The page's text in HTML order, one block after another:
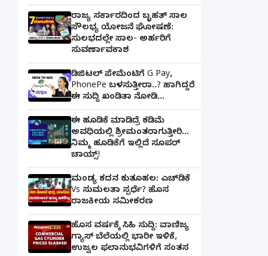
ರಾಜ್ಯ ಸರ್ಕಾರದಿಂದ ಬೃಹತ್ ಸಾಲ
ಸೌಲಭ್ಯ ಯೋಜನೆ ಘೋಷಣೆ:
ಸುಲಭದಲ್ಲೇ ಸಾಲ- ಅರ್ಹರಿಗೆ
ಸುವರ್ಣಾವಕಾಶ
ಡಿಜಿಟಲ್ ಪೇಮೆಂಟಿಗೆ G Pay,
PhonePe ಬಳಸುತ್ತೀರಾ..? ಹಾಗಿದ್ದರೆ
ಈ ಸುದ್ದಿ ಖಂಡಿತಾ ನೋಡಿ...
ಈ ಹೂಡಿಕೆ ಮಾಡಿದ್ರೆ ಕಡಿಮೆ
ಅವಧಿಯಲ್ಲಿ ಶ್ರೀಮಂತರಾಗುತ್ತೀರಿ...
ನಿಮ್ಮ ಹೂಡಿಕೆಗೆ ಇಲ್ಲಿದೆ ಸೂಪರ್
ಚಾಯ್ಸ್‌!
ಮಂಡ್ಯ ಕದನ ಕುತೂಹಲ: ಎಚ್‌ಡಿಕೆ
Vs ಸುಮಲತಾ ಸ್ಪರ್ಧೆ? ಹೊಸ
ರಾಜಕೀಯ ಸಮೀಕರಣ
ಹೊಸ ವರ್ಷಕ್ಕೆ ಸಿಹಿ ಸುದ್ದಿ: ವಾಣಿಜ್ಯ
ಗ್ಯಾಸ್‌ ಬೆಲೆಯಲ್ಲಿ ಭಾರೀ ಇಳಿಕೆ,
ಉಜ್ವಲ ಫಲಾನುಭವಿಗಳಿಗೆ ಸಂತಸ